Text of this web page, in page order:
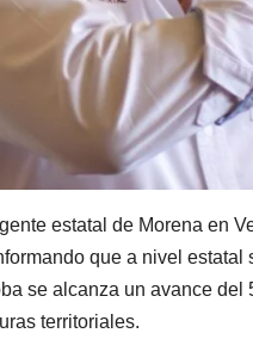
estatal de Morena en
que a nivel estatal
se alcanza un avance
territoriales.